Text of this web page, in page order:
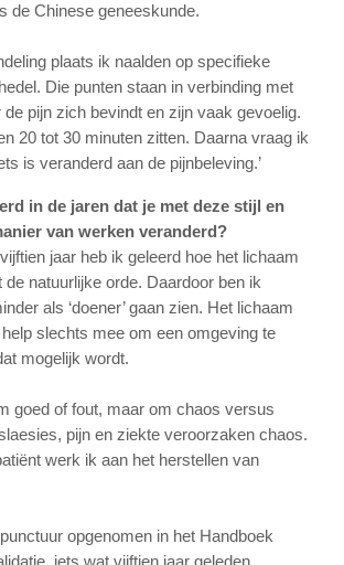
de Chinese geneeskunde.
plaats ik naalden op specifieke
Die punten staan in verbinding met
pijn zich bevindt en zijn vaak gevoelig.
20 tot 30 minuten zitten. Daarna vraag ik
is veranderd aan de pijnbeleving.’
in de jaren dat je met deze stijl en
van werken veranderd?
jaar heb ik geleerd hoe het lichaam
de natuurlijke orde. Daardoor ben ik
als ‘doener’ gaan zien. Het lichaam
slechts mee om een omgeving te
mogelijk wordt.
goed of fout, maar om chaos versus
pijn en ziekte veroorzaken chaos.
werk ik aan het herstellen van
opgenomen in het Handboek
iets wat vijftien jaar geleden